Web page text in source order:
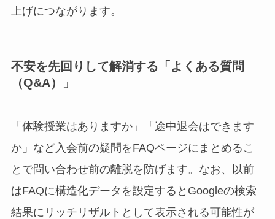
上げにつながります。
不安を先回りして解消する「よくある質問
（Q&A）」
「体験授業はありますか」「途中退会はできます
か」など入会前の疑問をFAQページにまとめるこ
とで問い合わせ前の離脱を防げます。なお、以前
はFAQに構造化データを設定するとGoogleの検索
結果にリッチリザルトとして表示される可能性が